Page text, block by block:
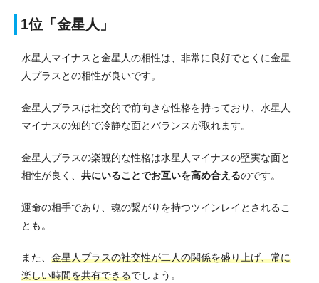
1位「金星人」
水星人マイナスと金星人の相性は、非常に良好でとくに金星
人プラスとの相性が良いです。
金星人プラスは社交的で前向きな性格を持っており、水星人
マイナスの知的で冷静な面とバランスが取れます。
金星人プラスの楽観的な性格は水星人マイナスの堅実な面と
相性が良く、 共にいることでお互いを高め合えるのです。
運命の相手であり、魂の繋がりを持つツインレイとされるこ
とも。
また、 金星人プラスの社交性が二人の関係を盛り上げ、常に
楽しい時間を共有できるでしょう。